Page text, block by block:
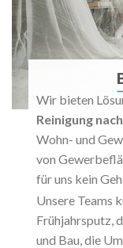
Wir bieten
Reinigung
Wohn- und
von
für uns kein
Unsere Teams
Frühjahrsputz,
und Bau, die